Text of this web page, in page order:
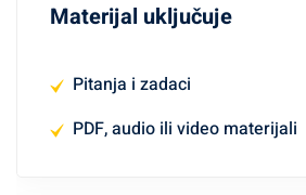
Materijal uključuje
Pitanja i zadaci
PDF, audio ili video materijali